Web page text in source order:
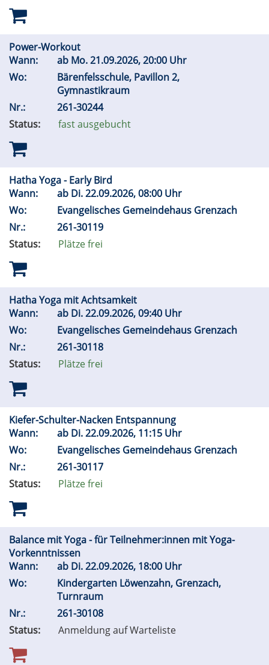
Power-Workout
Wann:
ab Mo.21.09.2026, 20:00 Uhr
Wo:
Bärenfelsschule, Pavillon 2,
Gymnastikraum
Nr.:
261-30244
Status:
fast ausgebucht
Hatha Yoga - Early Bird
Wann:
ab Di.22.09.2026, 08:00 Uhr
Wo:
Evangelisches Gemeindehaus Grenzach
Nr.:
261-30119
Status:
Plätze frei
Hatha Yoga mit Achtsamkeit
Wann:
ab Di.22.09.2026, 09:40 Uhr
Wo:
Evangelisches Gemeindehaus Grenzach
Nr.:
261-30118
Status:
Plätze frei
Kiefer-Schulter-Nacken Entspannung
Wann:
ab Di.22.09.2026, 11:15 Uhr
Wo:
Evangelisches Gemeindehaus Grenzach
Nr.:
261-30117
Status:
Plätze frei
Balance mit Yoga - für Teilnehmer:innen mit Yoga-
Vorkenntnissen
Wann:
ab Di.22.09.2026, 18:00 Uhr
Wo:
Kindergarten Löwenzahn, Grenzach,
Turnraum
Nr.:
261-30108
Status:
Anmeldung auf Warteliste